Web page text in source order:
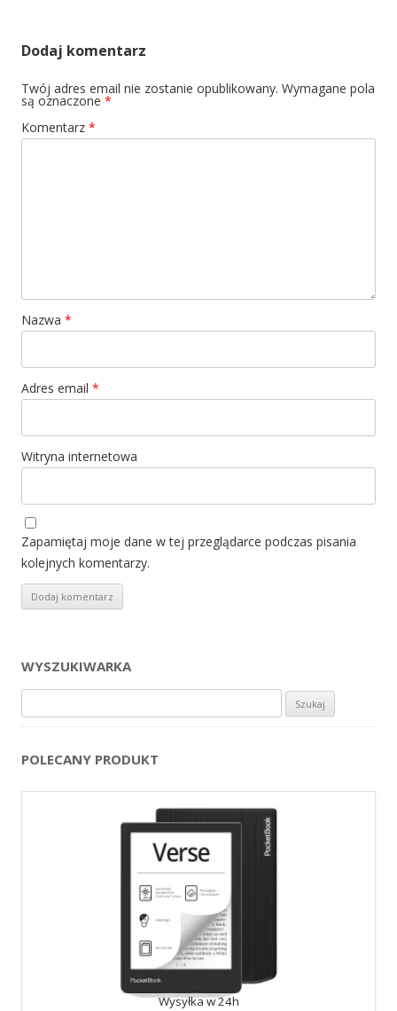
Dodaj komentarz
Twój adres email nie zostanie opublikowany. Wymagane pola
są oznaczone *
Komentarz *
Nazwa *
Adres email *
Witryna internetowa
Zapamiętaj moje dane w tej przeglądarce podczas pisania
kolejnych komentarzy.
WYSZUKIWARKA
POLECANY PRODUKT
Wysyłka w 24h